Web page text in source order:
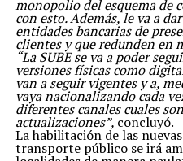
amparado en la Ley Nº
Especial Fiscal Y Aduanero).
Como Movimiento Obrero
críticas y mala publicidad
hegemónicos de la
industria, que en general
desconocimiento,
responden a intereses e
mundo productivo y a un
desarrollo inclusivo y
Nos parece importante
aclaraciones sobre el polo
monopolio del esquema de
con esto. Además, le va a
entidades bancarias de
clientes y que redunden en
“La SUBE se va a poder
versiones físicas como
van a seguir vigentes y a,
vaya nacionalizando cada
diferentes canales cuales
actualizaciones”, concluyó.
La habilitación de las
transporte público se irá